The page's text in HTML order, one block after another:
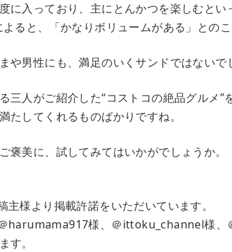
に入っており、主にとんかつを楽しむとい
ると、「かなりボリュームがある」とのこ
や男性にも、満足のいくサンドではないで
三人がご紹介した“コストコの絶品グルメ”
たしてくれるものばかりですね。
褒美に、試してみてはいかがでしょうか。
様より掲載許諾をいただいています。
harumama917様、＠ittoku_channel様、
す。